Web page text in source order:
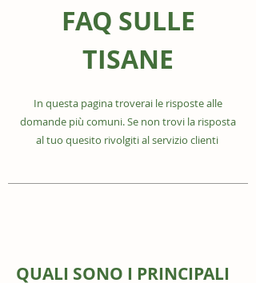
FAQ SULLE
TISANE
In questa pagina troverai le risposte alle
domande più comuni. Se non trovi la risposta
al tuo quesito rivolgiti al servizio clienti
QUALI SONO I PRINCIPALI